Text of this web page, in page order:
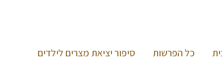
כל הפרשות סיפור יציאת מצרים לילדים